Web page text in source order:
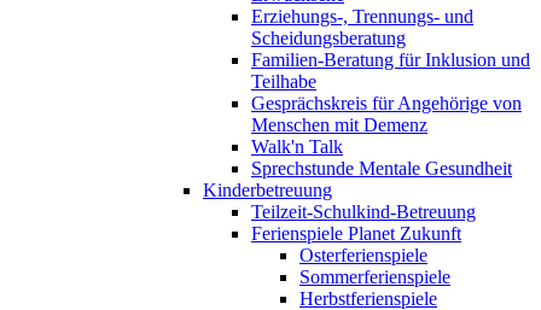
Erziehungs-, Trennungs- und
Scheidungsberatung
Familien-Beratung für Inklusion und
Teilhabe
Gesprächskreis für Angehörige von
Menschen mit Demenz
Walk'n Talk
Sprechstunde Mentale Gesundheit
Kinderbetreuung
Teilzeit-Schulkind-Betreuung
Ferienspiele Planet Zukunft
Osterferienspiele
Sommerferienspiele
Herbstferienspiele